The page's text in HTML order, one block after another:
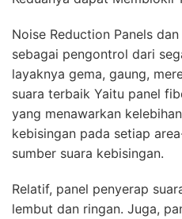
Noise Reduction Panels
sebagai pengontrol dari
layaknya gema, gaung,
suara terbaik Yaitu panel
yang menawarkan
kebisingan pada setiap
sumber suara kebisingan.
Relatif, panel penyerap
lembut dan ringan. Juga,